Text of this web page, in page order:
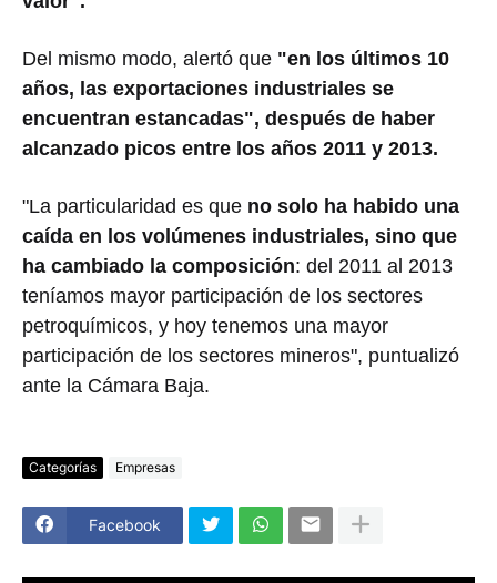
Del mismo modo, alertó que "en los últimos 10
años, las exportaciones industriales se
encuentran estancadas", después de haber
alcanzado picos entre los años 2011 y 2013.
"La particularidad es que no solo ha habido una
caída en los volúmenes industriales, sino que
ha cambiado la composición: del 2011 al 2013
teníamos mayor participación de los sectores
petroquímicos, y hoy tenemos una mayor
participación de los sectores mineros", puntualizó
ante la Cámara Baja.
Categorías Empresas
Facebook